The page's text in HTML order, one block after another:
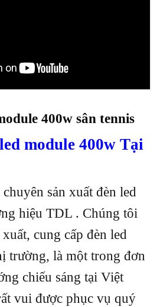
400w sân tennis
module 400w Tại
chuyên sản xuất đèn led
hiệu TDL . Chúng tôi
cung cấp đèn led
trường, là một trong đơn
chiếu sáng tại Việt
vui được phục vụ quý